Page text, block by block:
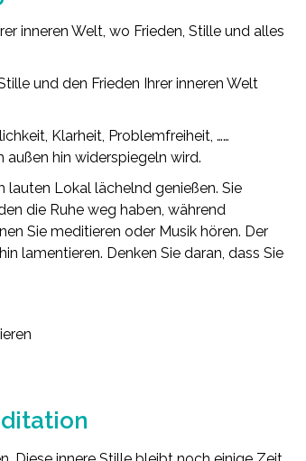
inneren Welt, wo Frieden, Stille und alles
und den Frieden Ihrer inneren Welt
Klarheit, Problemfreiheit, ……
außen hin widerspiegeln wird.
lauten Lokal lächelnd genießen. Sie
die Ruhe weg haben, während
Sie meditieren oder Musik hören. Der
lamentieren. Denken Sie daran, dass Sie